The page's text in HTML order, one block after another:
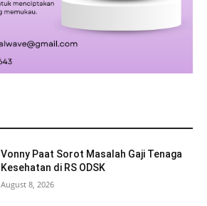
Vonny Paat Sorot Masalah Gaji Tenaga
Kesehatan di RS ODSK
August 8, 2026